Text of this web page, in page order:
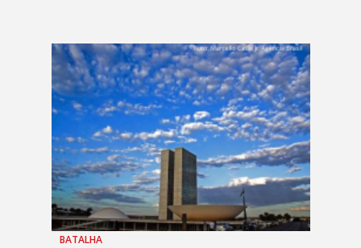
BATALHA